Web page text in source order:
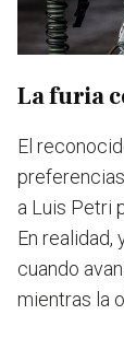
La furia
El
a Luis Petri
En realidad,
cuando
mientras la